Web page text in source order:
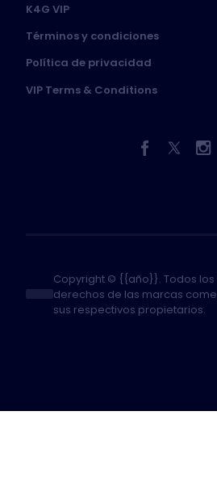
K4G VIP
Términos y condiciones
Política de privacidad
VIP Terms & Conditions
Copyright © {{año}}. Todos
derechos de las marcas
sus respectivos propietarios.